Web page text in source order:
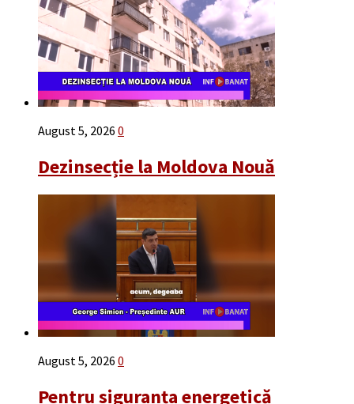
August 5, 2026 0
Dezinsecție la Moldova Nouă
August 5, 2026 0
Pentru siguranța energetică